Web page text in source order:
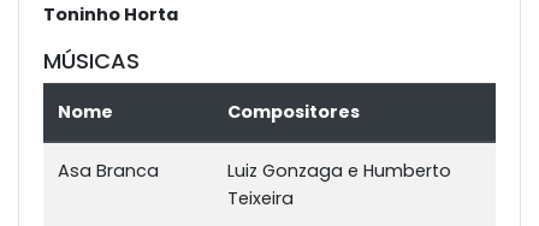
Toninho Horta
MÚSICAS
Nome Compositores
Asa Branca
Luiz Gonzaga e Humberto
Teixeira